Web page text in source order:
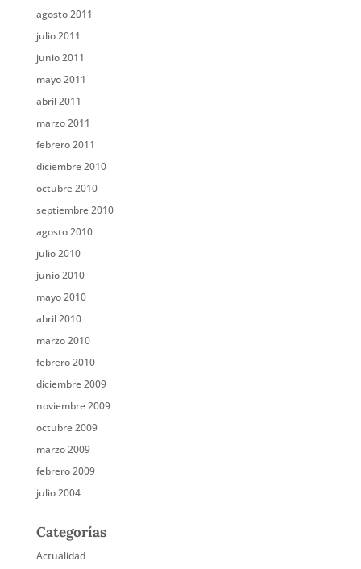
agosto 2011
julio 2011
junio 2011
mayo 2011
abril 2011
marzo 2011
febrero 2011
diciembre 2010
octubre 2010
septiembre 2010
agosto 2010
julio 2010
junio 2010
mayo 2010
abril 2010
marzo 2010
febrero 2010
diciembre 2009
noviembre 2009
octubre 2009
marzo 2009
febrero 2009
julio 2004
Categorías
Actualidad